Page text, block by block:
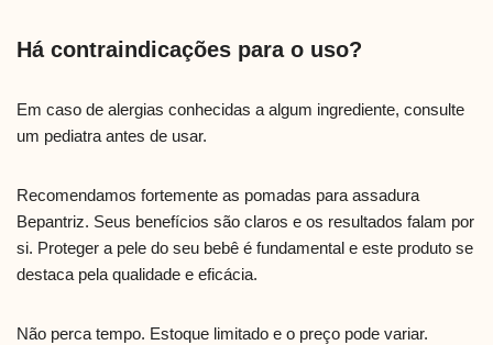
Há contraindicações para o uso?
Em caso de alergias conhecidas a algum ingrediente, consulte
um pediatra antes de usar.
Recomendamos fortemente as pomadas para assadura
Bepantriz. Seus benefícios são claros e os resultados falam por
si. Proteger a pele do seu bebê é fundamental e este produto se
destaca pela qualidade e eficácia.
Não perca tempo. Estoque limitado e o preço pode variar.